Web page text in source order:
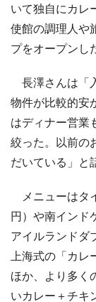
いて独自にカレ
使館の調理人や
プをオープンし
長澤さんは「
物件が比較的安
はディナー営業
絞った。以前の
だいている」と
メニューはタ
円）や南インド
アイルランドダ
上海式の「カ
ほか、より多く
いカレー＋チキ